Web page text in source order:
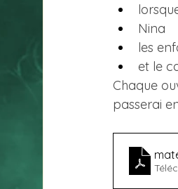
Nina
les
et le
Chaque
passerai